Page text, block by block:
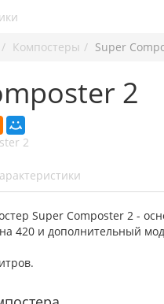
Компостеры Super
2
Super Composter 2 -
420 и дополнительный